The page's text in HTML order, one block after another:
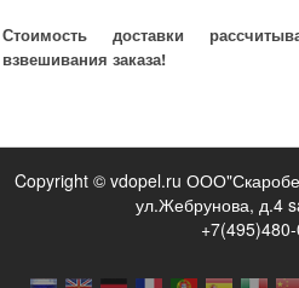
Стоимость доставки
взвешивания заказа!
Copyright © vdopel.ru
ул.Жебрунова, д.4